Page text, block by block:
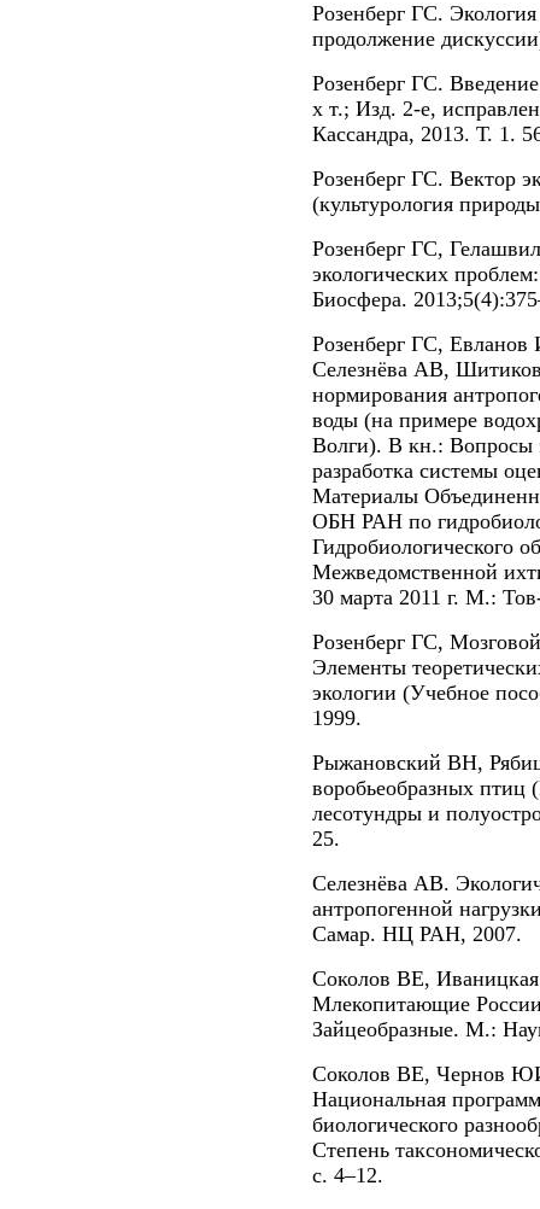
Розенберг ГС.
продолжение
Розенберг ГС.
х т.; Изд. 2-е,
Кассандра, 2013. Т. 1.
Розенберг ГС. Вектор
(культурология
Розенберг ГС,
экологических
Биосфера.
Розенберг ГС,
Селезнёва АВ,
нормирования
воды (на примере
Волги). В кн.: Вопросы
разработка системы
Материалы
ОБН РАН по
Гидробиологического
Межведомственной
30 марта 2011 г. М.:
Розенберг ГС,
Элементы
экологии (Учебное
1999.
Рыжановский ВН,
воробьеобразных птиц
лесотундры и
25.
Селезнёва АВ.
антропогенной
Самар. НЦ РАН, 2007.
Соколов ВЕ,
Млекопитающие
Зайцеобразные. М.:
Соколов ВЕ, Чернов
Национальная
биологического
Степень
с. 4–12.